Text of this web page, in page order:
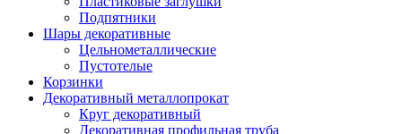
Подпятники
Шары декоративные
Цельнометаллические
Пустотелые
Корзинки
Декоративный металлопрокат
Круг декоративный
Декоративная профильная труба